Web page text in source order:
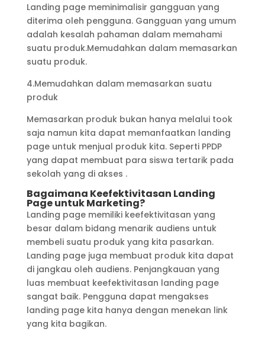
Landing page meminimalisir gangguan yang
diterima oleh pengguna. Gangguan yang umum
adalah kesalah pahaman dalam memahami
suatu produk.Memudahkan dalam memasarkan
suatu produk.
4.Memudahkan dalam memasarkan suatu
produk
Memasarkan produk bukan hanya melalui took
saja namun kita dapat memanfaatkan landing
page untuk menjual produk kita. Seperti PPDP
yang dapat membuat para siswa tertarik pada
sekolah yang di akses .
Bagaimana Keefektivitasan Landing
Page untuk Marketing?
Landing page memiliki keefektivitasan yang
besar dalam bidang menarik audiens untuk
membeli suatu produk yang kita pasarkan.
Landing page juga membuat produk kita dapat
di jangkau oleh audiens. Penjangkauan yang
luas membuat keefektivitasan landing page
sangat baik. Pengguna dapat mengakses
landing page kita hanya dengan menekan link
yang kita bagikan.